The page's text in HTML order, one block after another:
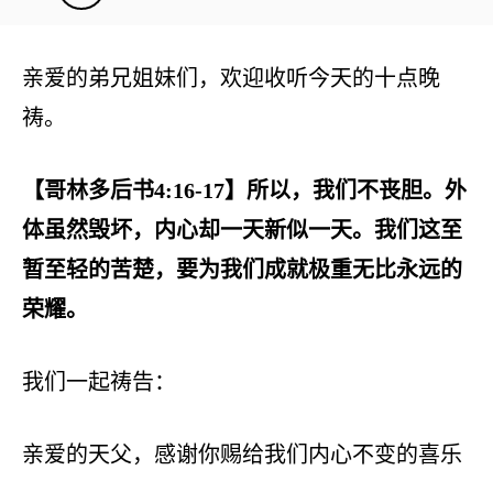
亲爱的弟兄姐妹们，欢迎收听今天的十点晚
祷。
【哥林多后书4:16-17】所以，我们不丧胆。外
体虽然毁坏，内心却一天新似一天。我们这至
暂至轻的苦楚，要为我们成就极重无比永远的
荣耀。
我们一起祷告：
亲爱的天父，感谢你赐给我们内心不变的喜乐